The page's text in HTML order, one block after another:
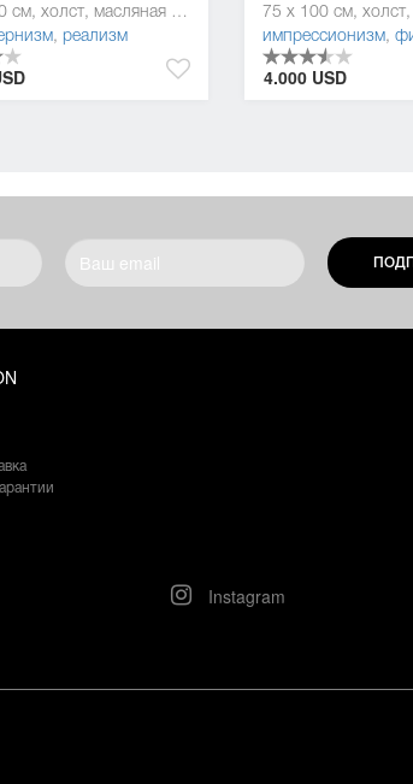
140 x 200 см, холст, масляная краска
, реализм
импрессионизм,
4.000 USD
Instagram